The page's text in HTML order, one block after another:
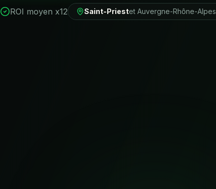
ROI moyen x12 Saint-Priestet Auvergne-Rhône-Alpes